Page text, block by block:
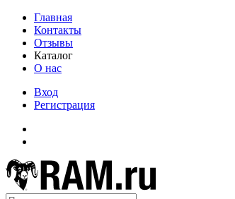
Главная
Контакты
Отзывы
Каталог
О нас
Вход
Регистрация